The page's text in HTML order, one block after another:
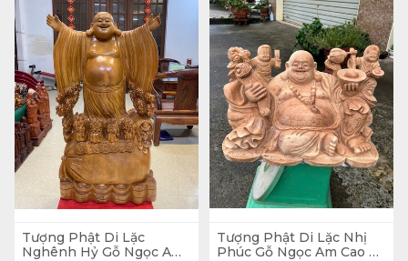
Tượng Phật Di Lặc
Nghênh Hỷ Gỗ Ngọc Am
Tượng Phật Di Lặc Nhị
Phúc Gỗ Ngọc Am Cao 30